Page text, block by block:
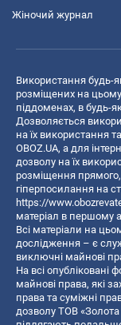
Жіночий журнал
Використання будь-
розміщених на цьому
піддоменах, в будь-
Дозволяється
на їх використання
OBOZ.UA, а для
дозволу на їх
розміщення
гіперпосилання на
https://
матеріал в першому
Всі матеріали на
дослідження – є
виключні майнові
На всі опубліковані
майнові права, які
права та суміжні
дозволу ТОВ